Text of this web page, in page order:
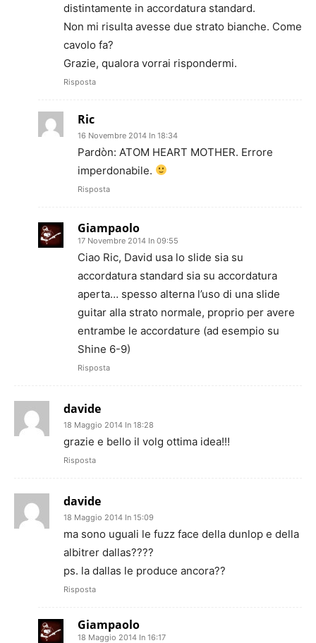
distintamente in accordatura standard.
Non mi risulta avesse due strato bianche. Come
cavolo fa?
Grazie, qualora vorrai rispondermi.
Risposta
Ric
16 Novembre 2014 In 18:34
Pardòn: ATOM HEART MOTHER. Errore
imperdonabile.
Risposta
Giampaolo
17 Novembre 2014 In 09:55
Ciao Ric, David usa lo slide sia su
accordatura standard sia su accordatura
aperta… spesso alterna l’uso di una slide
guitar alla strato normale, proprio per avere
entrambe le accordature (ad esempio su
Shine 6-9)
Risposta
davide
18 Maggio 2014 In 18:28
grazie e bello il volg ottima idea!!!
Risposta
davide
18 Maggio 2014 In 15:09
ma sono uguali le fuzz face della dunlop e della
albitrer dallas????
ps. la dallas le produce ancora??
Risposta
Giampaolo
18 Maggio 2014 In 16:17